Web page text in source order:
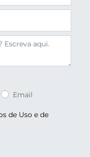
Email
de Uso e de